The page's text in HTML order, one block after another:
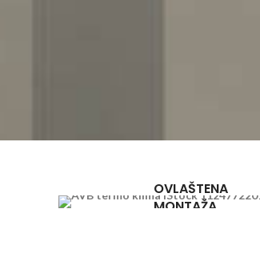
OVLAŠTENA
MONTAŽA